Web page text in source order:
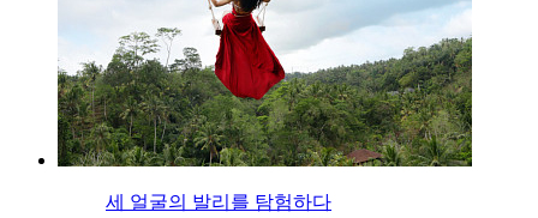
세 얼굴의 발리를 탐험하다